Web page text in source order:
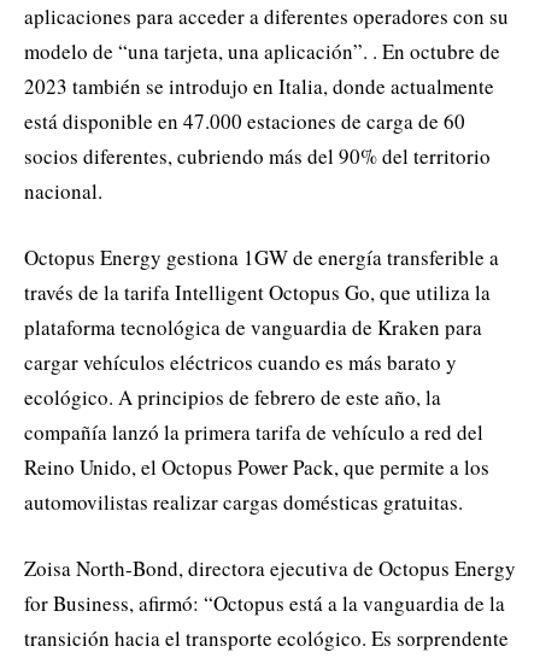
aplicaciones para acceder a diferentes operadores con su
modelo de “una tarjeta, una aplicación”. . En octubre de
2023 también se introdujo en Italia, donde actualmente
está disponible en 47.000 estaciones de carga de 60
socios diferentes, cubriendo más del 90% del territorio
nacional.
Octopus Energy gestiona 1GW de energía transferible a
través de la tarifa Intelligent Octopus Go, que utiliza la
plataforma tecnológica de vanguardia de Kraken para
cargar vehículos eléctricos cuando es más barato y
ecológico. A principios de febrero de este año, la
compañía lanzó la primera tarifa de vehículo a red del
Reino Unido, el Octopus Power Pack, que permite a los
automovilistas realizar cargas domésticas gratuitas.
Zoisa North-Bond, directora ejecutiva de Octopus Energy
for Business, afirmó: “Octopus está a la vanguardia de la
transición hacia el transporte ecológico. Es sorprendente